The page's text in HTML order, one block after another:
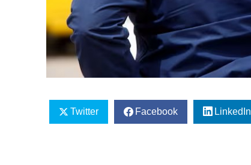
Twitter Facebook LinkedIn